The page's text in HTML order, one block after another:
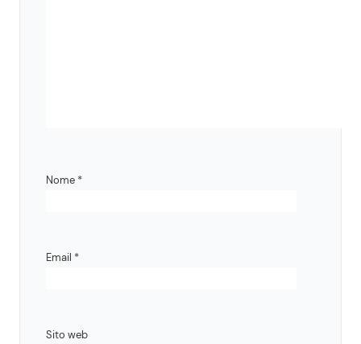
Nome *
Email *
Sito web